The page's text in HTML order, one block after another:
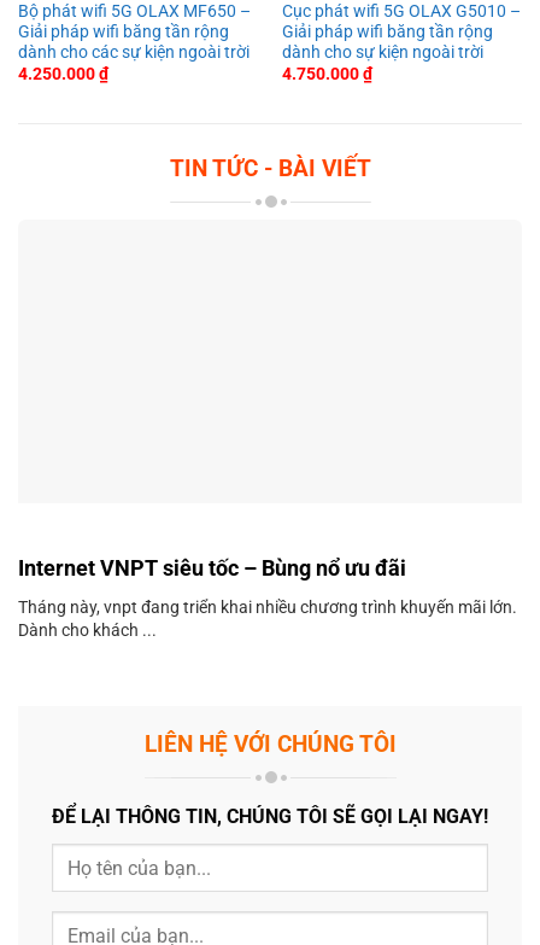
Bộ phát wifi 5G OLAX MF650 –
Giải pháp wifi băng tần rộng
dành cho các sự kiện ngoài trời
4.250.000₫
Cục phát wifi 5G OLAX G5010 –
Giải pháp wifi băng tần rộng
dành cho sự kiện ngoài trời
4.750.000₫
TIN TỨC - BÀI VIẾT
Internet VNPT siêu tốc – Bùng nổ ưu đãi
Tháng này, vnpt đang triển khai nhiều chương trình khuyến mãi lớn.
Dành cho khách ...
LIÊN HỆ VỚI CHÚNG TÔI
ĐỂ LẠI THÔNG TIN, CHÚNG TÔI SẼ GỌI LẠI NGAY!